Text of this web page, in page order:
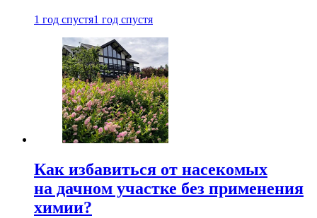
1 год спустя1 год спустя
Как избавиться от насекомых
на дачном участке без применения
химии?